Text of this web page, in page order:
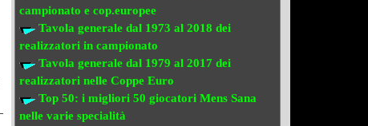
campionato e cop.europee
Tavola generale dal 1973 al 2018 dei
realizzatori in campionato
Tavola generale dal 1979 al 2017 dei
realizzatorinelle Coppe Euro
Top 50: i migliori 50 giocatori Mens Sana
nelle varie specialità